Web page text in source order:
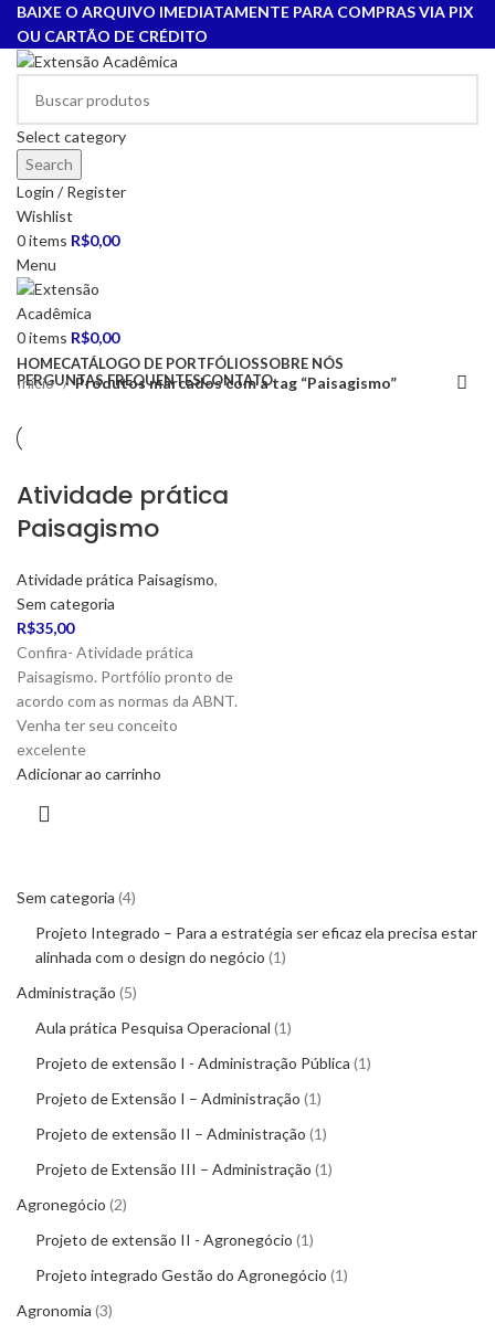
BAIXE O ARQUIVO IMEDIATAMENTE PARA COMPRAS VIA PIX
OU CARTÃO DE CRÉDITO
Select category
Search
Login / Register
Wishlist
0items R$0,00
Menu
0items R$0,00
HOMECATÁLOGO DE PORTFÓLIOSSOBRE NÓS
PERGUNTAS FREQUENTESCONTATO
Sem categoria 4
Projeto Integrado – Para a estratégia ser eficaz ela precisa estar
alinhada com o design do negócio 1
Administração 5
Aula prática Pesquisa Operacional 1
Projeto de extensão I - Administração Pública 1
Projeto de Extensão I – Administração 1
Projeto de extensão II – Administração 1
Projeto de Extensão III – Administração 1
Agronegócio 2
Projeto de extensão II - Agronegócio 1
Projeto integrado Gestão do Agronegócio 1
Agronomia 3
Início Produtos marcados com a tag “Paisagismo”
Atividade prática
Paisagismo
Atividade prática Paisagismo,
Sem categoria
R$35,00
Confira- Atividade prática
Paisagismo. Portfólio pronto de
acordo com as normas da ABNT.
Venha ter seu conceito
excelente
Adicionar ao carrinho